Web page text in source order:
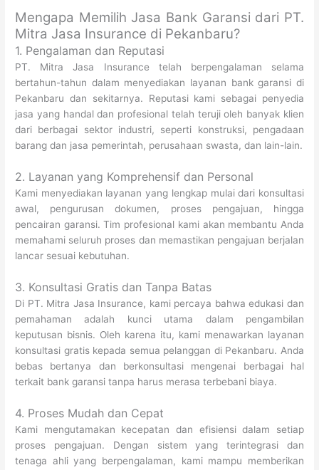
Mengapa Memilih Jasa Bank Garansi dari PT.
Mitra Jasa Insurance di Pekanbaru?
1. Pengalaman dan Reputasi
PT. Mitra Jasa Insurance telah berpengalaman selama
bertahun-tahun dalam menyediakan layanan bank garansi di
Pekanbaru dan sekitarnya. Reputasi kami sebagai penyedia
jasa yang handal dan profesional telah teruji oleh banyak klien
dari berbagai sektor industri, seperti konstruksi, pengadaan
barang dan jasa pemerintah, perusahaan swasta, dan lain-lain.
2. Layanan yang Komprehensif dan Personal
Kami menyediakan layanan yang lengkap mulai dari konsultasi
awal, pengurusan dokumen, proses pengajuan, hingga
pencairan garansi. Tim profesional kami akan membantu Anda
memahami seluruh proses dan memastikan pengajuan berjalan
lancar sesuai kebutuhan.
3. Konsultasi Gratis dan Tanpa Batas
Di PT. Mitra Jasa Insurance, kami percaya bahwa edukasi dan
pemahaman adalah kunci utama dalam pengambilan
keputusan bisnis. Oleh karena itu, kami menawarkan layanan
konsultasi gratis kepada semua pelanggan di Pekanbaru. Anda
bebas bertanya dan berkonsultasi mengenai berbagai hal
terkait bank garansi tanpa harus merasa terbebani biaya.
4. Proses Mudah dan Cepat
Kami mengutamakan kecepatan dan efisiensi dalam setiap
proses pengajuan. Dengan sistem yang terintegrasi dan
tenaga ahli yang berpengalaman, kami mampu memberikan